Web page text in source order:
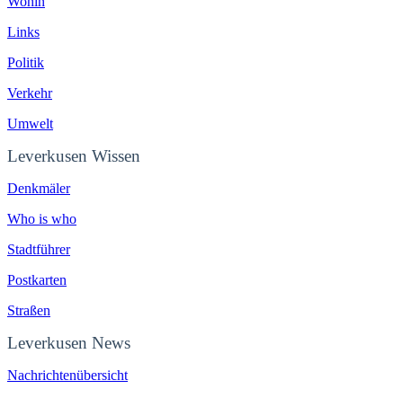
Links
Politik
Verkehr
Umwelt
Leverkusen Wissen
Denkmäler
Who is who
Stadtführer
Postkarten
Straßen
Leverkusen News
Nachrichtenübersicht